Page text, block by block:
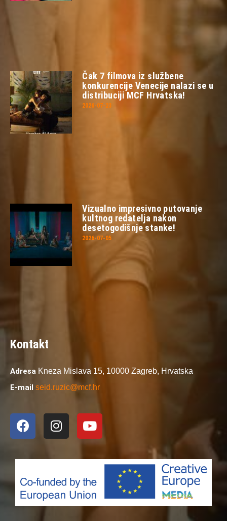
Čak 7 filmova iz službene
konkurencije Venecije nalazi se u
distribuciji MCF Hrvatska!
2026-07-23
Vizualno impresivno putovanje
kultnog redatelja nakon
desetogodišnje stanke!
2026-07-05
Kontakt
Adresa Kneza Mislava 15, 10000 Zagreb, Hrvatska
E-mail seid.ruzic@mcf.hr